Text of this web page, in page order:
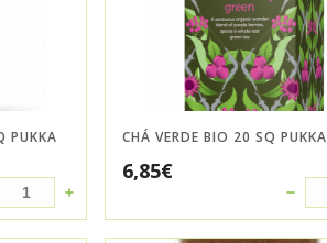
PUKKA CHÁ VERDE BIO 20 SQ PUKKA
6,85€